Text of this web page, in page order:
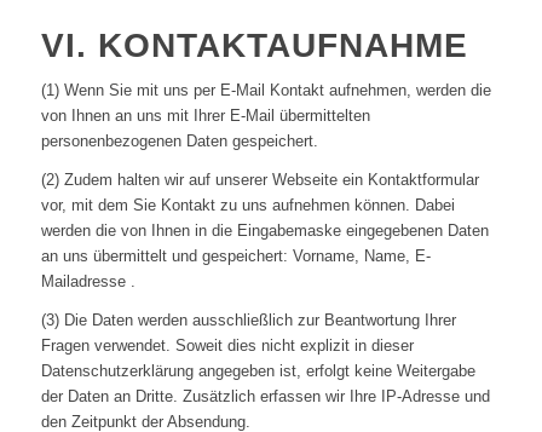
VI. KONTAKTAUFNAHME
(1) Wenn Sie mit uns per E-Mail Kontakt aufnehmen, werden die
von Ihnen an uns mit Ihrer E-Mail übermittelten
personenbezogenen Daten gespeichert.
(2) Zudem halten wir auf unserer Webseite ein Kontaktformular
vor, mit dem Sie Kontakt zu uns aufnehmen können. Dabei
werden die von Ihnen in die Eingabemaske eingegebenen Daten
an uns übermittelt und gespeichert: Vorname, Name, E-
Mailadresse .
(3) Die Daten werden ausschließlich zur Beantwortung Ihrer
Fragen verwendet. Soweit dies nicht explizit in dieser
Datenschutzerklärung angegeben ist, erfolgt keine Weitergabe
der Daten an Dritte. Zusätzlich erfassen wir Ihre IP-Adresse und
den Zeitpunkt der Absendung.